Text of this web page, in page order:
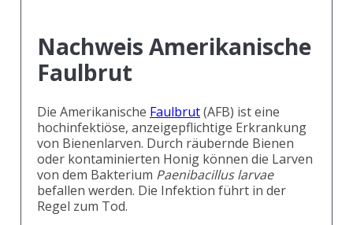
Nachweis Amerikanische
Faulbrut
Die Amerikanische Faulbrut(AFB) ist eine
hochinfektiöse, anzeigepflichtige Erkrankung
von Bienenlarven. Durch räubernde Bienen
oder kontaminierten Honig können die Larven
von dem Bakterium Paenibacillus larvae
befallen werden. Die Infektion führt in der
Regel zum Tod.